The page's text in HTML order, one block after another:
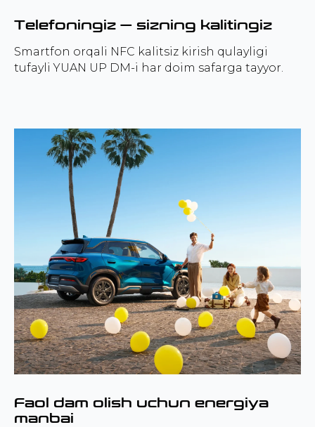
Telefoningiz — sizning kalitingiz
Smartfon orqali NFC kalitsiz kirish qulayligi
tufayli YUAN UP DM-i har doim safarga tayyor.
Faol dam olish uchun energiya
manbai